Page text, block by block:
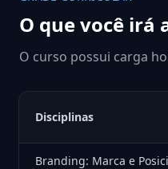
O que você irá
O curso possui carga
Disciplinas
Branding: Marca e